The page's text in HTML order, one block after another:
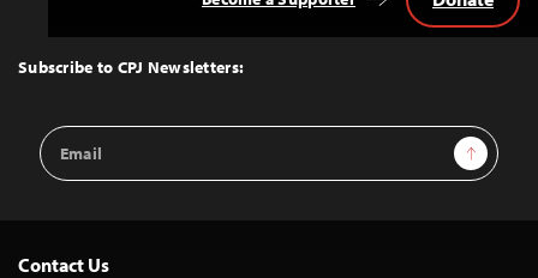
Top
Subscribe to CPJ Newsletters:
Email
Address
Sign Up
Contact Us